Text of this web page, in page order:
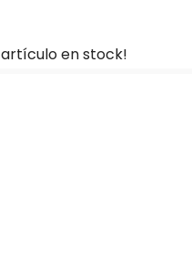
artículo en stock!